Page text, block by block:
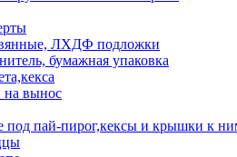
ЛХДФ подложки
бумажная упаковка
на вынос
пай-пирог,кексы и крышки к